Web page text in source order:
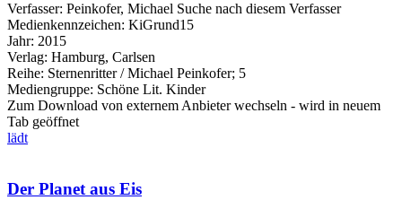
Verfasser: Peinkofer, Michael Suche nach diesem Verfasser
Medienkennzeichen: KiGrund15
Jahr: 2015
Verlag: Hamburg, Carlsen
Reihe: Sternenritter / Michael Peinkofer; 5
Mediengruppe: Schöne Lit. Kinder
Zum Download von externem Anbieter wechseln - wird in neuem
Tab geöffnet
lädt
Der Planet aus Eis